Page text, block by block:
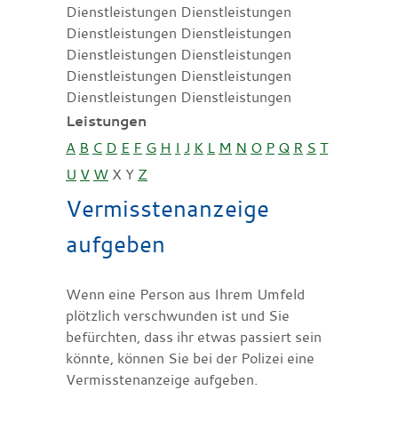
Dienstleistungen Dienstleistungen
Dienstleistungen Dienstleistungen
Dienstleistungen Dienstleistungen
Dienstleistungen Dienstleistungen
Dienstleistungen Dienstleistungen
Leistungen
A B C D E F G H I J K L M N O P Q R S T
U V W X Y Z
Vermisstenanzeige
aufgeben
Wenn eine Person aus Ihrem Umfeld
plötzlich verschwunden ist und Sie
befürchten, dass ihr etwas passiert sein
könnte, können Sie bei der Polizei eine
Vermisstenanzeige aufgeben.